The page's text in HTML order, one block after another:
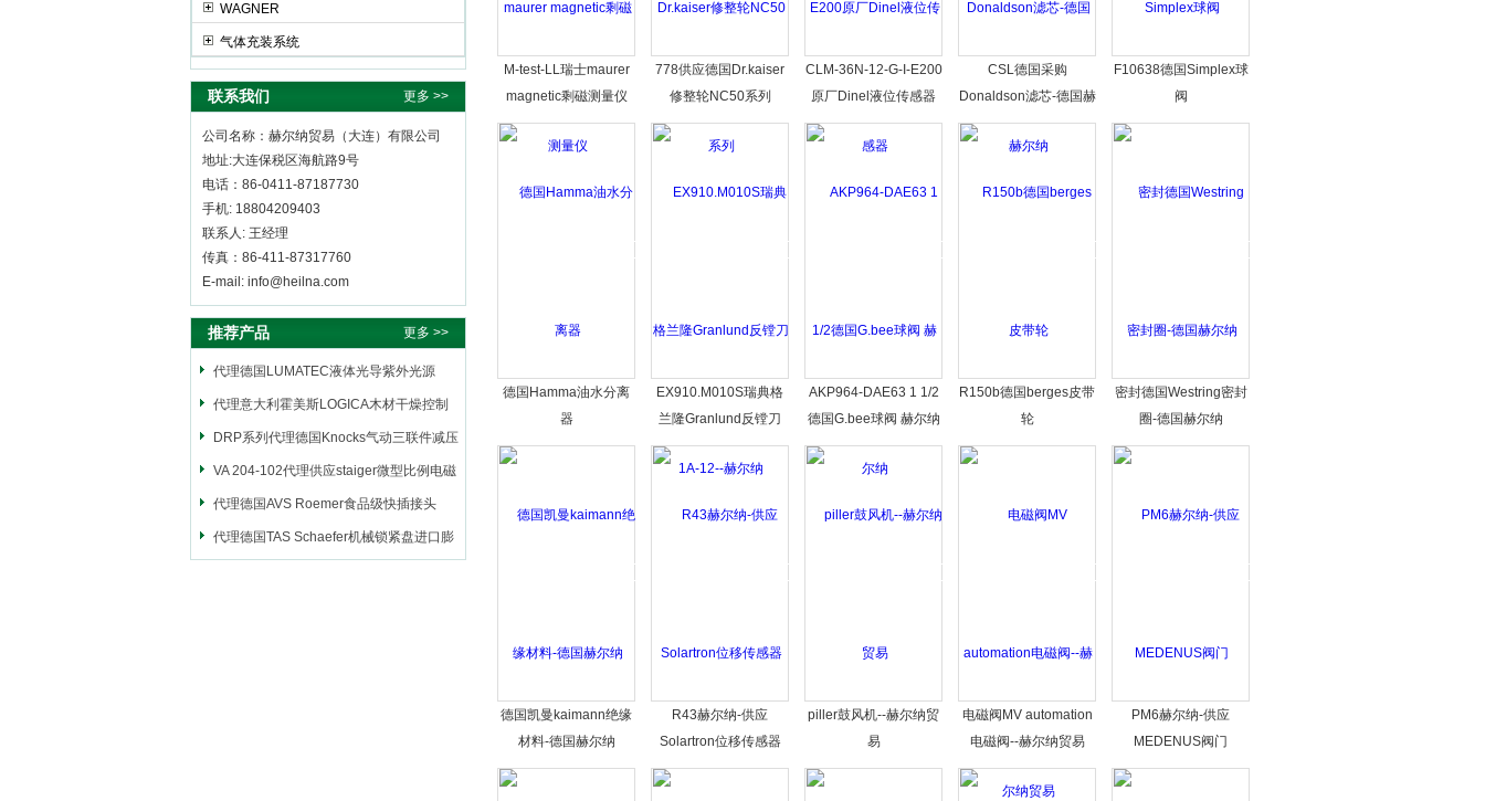
WAGNER
气体充装系统
联系我们 更多 >>
公司名称：赫尔纳贸易（大连）有限公司
地址:大连保税区海航路9号
电话：86-0411-87187730
手机: 18804209403
联系人: 王经理
传真：86-411-87317760
E-mail: info@heilna.com
推荐产品 更多 >>
代理德国LUMATEC液体光导紫外光源
代理意大利霍美斯LOGICA木材干燥控制
仪
DRP系列代理德国Knocks气动三联件减压
阀
VA 204-102代理供应staiger微型比例电磁
阀
代理德国AVS Roemer食品级快插接头
代理德国TAS Schaefer机械锁紧盘进口膨
M-test-LL瑞士maurer
magnetic剩磁测量仪
778供应德国Dr.kaiser
修整轮NC50系列
CLM-36N-12-G-I-E200
原厂Dinel液位传感器
CSL德国采购
Donaldson滤芯-德国赫
尔纳
F10638德国Simplex球
阀
德国Hamma油水分离
器
EX910.M010S瑞典格
兰隆Granlund反镗刀
1A-12--赫尔纳
AKP964-DAE63 1 1/2
德国G.bee球阀 赫尔纳
R150b德国berges皮带
轮
密封德国Westring密封
圈-德国赫尔纳
德国凯曼kaimann绝缘
材料-德国赫尔纳
R43赫尔纳-供应
Solartron位移传感器
piller鼓风机--赫尔纳贸
易
电磁阀MV automation
电磁阀--赫尔纳贸易
PM6赫尔纳-供应
MEDENUS阀门